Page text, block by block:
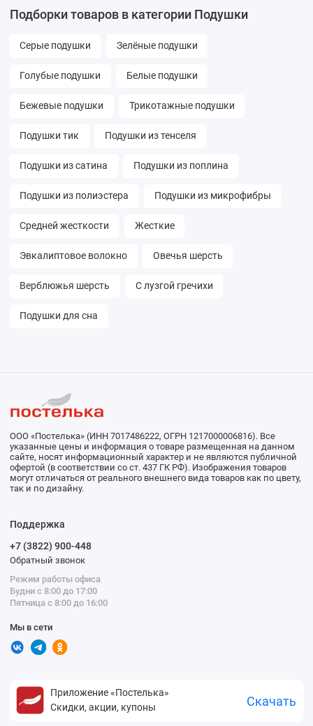
Подборки товаров в категории Подушки
Серые подушки Зелёные подушки
Голубые подушки Белые подушки
Бежевые подушки Трикотажные подушки
Подушки тик Подушки из тенселя
Подушки из сатина Подушки из поплина
Подушки из полиэстера Подушки из микрофибры
Средней жесткости Жесткие
Эвкалиптовое волокно Овечья шерсть
Верблюжья шерсть С лузгой гречихи
Подушки для сна
ООО «Постелька» (ИНН 7017486222, ОГРН 1217000006816). Все
указанные цены и информация о товаре размещенная на данном
сайте, носят информационный характер и не являются публичной
офертой (в соответствии со ст. 437 ГК РФ). Изображения товаров
могут отличаться от реального внешнего вида товаров как по цвету,
так и по дизайну.
Поддержка
+7 (3822) 900-448
Обратный звонок
Режим работы офиса
Будни с 8:00 до 17:00
Пятница с 8:00 до 16:00
Мы в сети
Приложение «Постелька»
Скидки, акции, купоны
Скачать